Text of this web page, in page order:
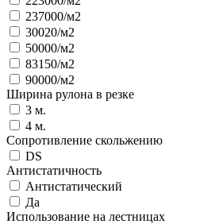
237000/м2
30020/м2
50000/м2
83150/м2
90000/м2
Ширина рулона в резке
3 м.
4 м.
Сопротивление скольжению
DS
Антистатичность
Антистатический
Да
Использование на лестницах